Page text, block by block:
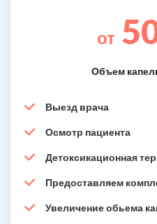
от
Объем
Выезд врача
Осмотр пациента
Детоксикационная
Предоставляем
Увеличение обьема